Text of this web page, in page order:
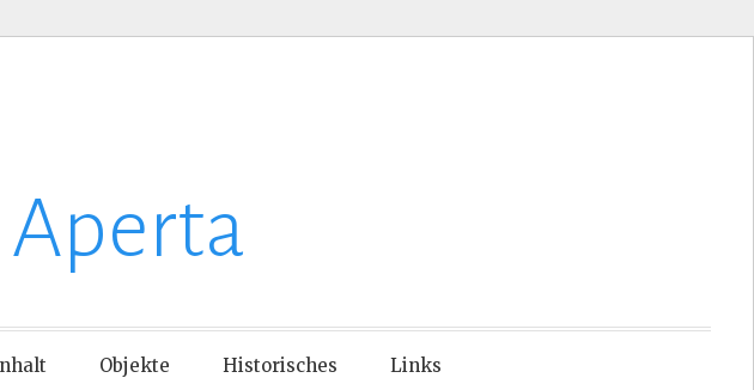
Aperta
Objekte Historisches Links